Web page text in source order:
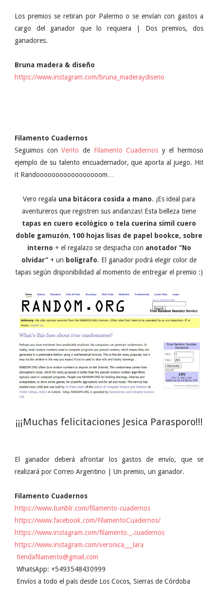
Los premios se retiran por Palermo o se envían con gastos a
cargo del ganador que lo requiera | Dos premios, dos
ganadores.
Bruna madera & diseño
https://www.instagram.com/bruna_maderaydiseno
Filamento Cuadernos
Seguimos conVerito de Filamento Cuadernos y el hermoso
ejemplo de su talento encuadernador, que aporta al juego. Hit
it Randooooooooooooooooom…
Vero regala una bitácora cosida a mano. ¡Es ideal para
aventureros que registren sus andanzas! Esta belleza tiene
tapas en cuero ecológico o tela cuerina símil cuero
doble gamuzón, 100 hojas lisas de papel bookce, sobre
interno + el regalazo se despacha con anotador “No
olvidar” + un bolígrafo. El ganador podrá elegir color de
tapas según disponibilidad al momento de entregar el premio :)
¡¡¡Muchas felicitaciones Jesica Parasporo!!!
El ganador deberá afrontar los gastos de envío, que se
realizará por Correo Argentino | Un premio, un ganador.
Filamento Cuadernos
https://www.tumblr.com/filamento-cuadernos
https://www.facebook.com/FilamentoCuadernos/
https://www.instagram.com/filamento._.cuadernos
https://www.instagram.com/veronica___lara
tiendafilamento@gmail.com
WhatsApp: +5493548430999
Envíos a todo el país desde Los Cocos, Sierras de Córdoba